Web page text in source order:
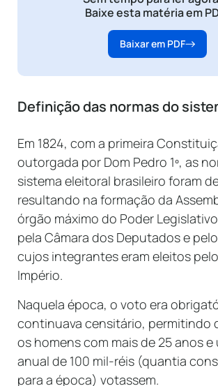
Baixe esta matéria em
Baixar em PDF
Definição das normas do
Em 1824, com a primeira
outorgada por Dom Pedro 1º, as
sistema eleitoral brasileiro foram
resultando na formação da
órgão máximo do Poder
pela Câmara dos Deputados e
cujos integrantes eram eleitos
Império.
Naquela época, o voto era
continuava censitário, permitindo
os homens com mais de 25 anos e
anual de 100 mil-réis (quantia
para a época) votassem.